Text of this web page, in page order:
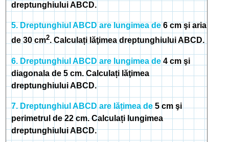
dreptunghiului ABCD.
5. Dreptunghiul ABCD are lungimea de6 cm şi aria
de 30 cm2. Calculați lăţimea dreptunghiului ABCD.
6. Dreptunghiul ABCD are lungimea de 4 cm şi
diagonala de 5 cm. Calculați lăţimea
dreptunghiului ABCD.
7. Dreptunghiul ABCD are lățimea de5 cm şi
perimetrul de 22 cm. Calculați lungimea
dreptunghiului ABCD.